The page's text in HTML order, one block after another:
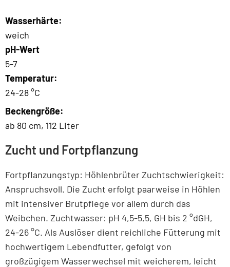
Wasserhärte:
weich
pH-Wert
5-7
Temperatur:
24-28 °C
Beckengröße:
ab 80 cm, 112 Liter
Zucht und Fortpflanzung
Fortpflanzungstyp: Höhlenbrüter Zuchtschwierigkeit:
Anspruchsvoll. Die Zucht erfolgt paarweise in Höhlen
mit intensiver Brutpflege vor allem durch das
Weibchen. Zuchtwasser: pH 4,5-5,5, GH bis 2 °dGH,
24-26 °C. Als Auslöser dient reichliche Fütterung mit
hochwertigem Lebendfutter, gefolgt von
großzügigem Wasserwechsel mit weicherem, leicht